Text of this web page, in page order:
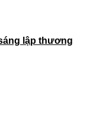
lập thương